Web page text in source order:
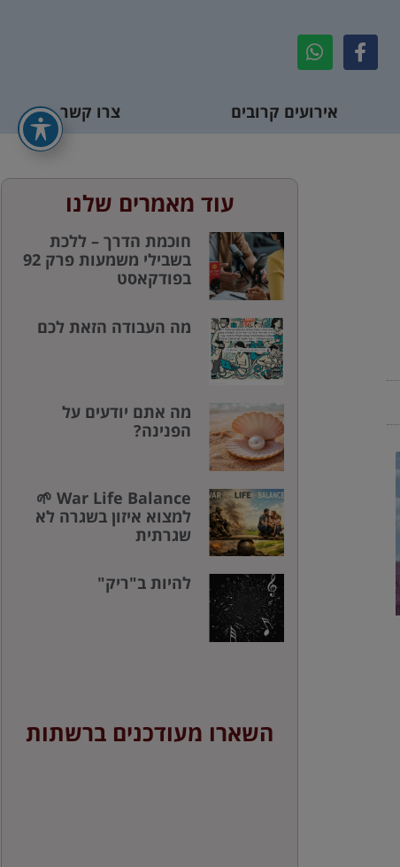
אירועים קרובים צרו קשר
עוד מאמרים שלנו
חוכמת הדרך – ללכת
בשבילי משמעות פרק 92
בפודקאסט
מה העבודה הזאת לכם
מה אתם יודעים על
הפנינה?
War Life Balance 🌱
למצוא איזון בשגרה לא
שגרתית
להיות ב"ריק"
השארו מעודכנים ברשתות